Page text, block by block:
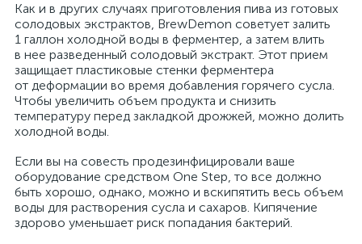
Как и в других случаях приготовления пива из готовых
солодовых экстрактов, BrewDemon советует залить
1 галлон холодной воды в ферментер, а затем влить
в нее разведенный солодовый экстракт. Этот прием
защищает пластиковые стенки ферментера
от деформации во время добавления горячего сусла.
Чтобы увеличить объем продукта и снизить
температуру перед закладкой дрожжей, можно долить
холодной воды.
Если вы на совесть продезинфицировали ваше
оборудование средством One Step, то все должно
быть хорошо, однако, можно и вскипятить весь объем
воды для растворения сусла и сахаров. Кипячение
здорово уменьшает риск попадания бактерий.